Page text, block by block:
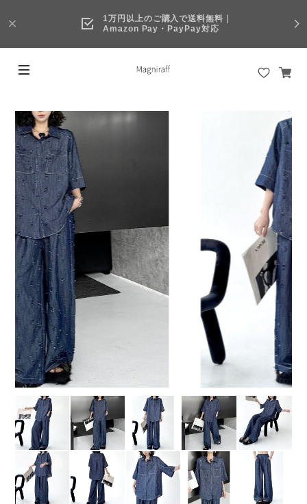
1万円以上のご購入で送料無料｜
Amazon Pay・PayPay対応